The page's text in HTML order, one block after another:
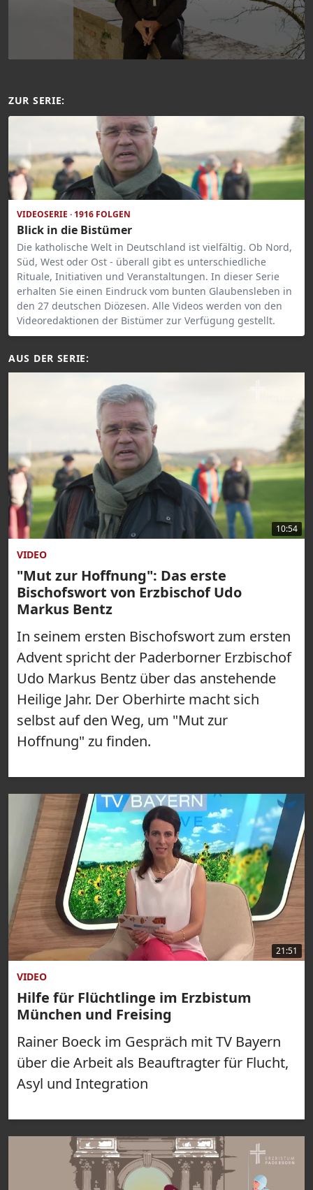
ZUR SERIE:
VIDEOSERIE · 1916 FOLGEN
Blick in die Bistümer
Die katholische Welt in Deutschland ist vielfältig. Ob Nord,
Süd, West oder Ost - überall gibt es unterschiedliche
Rituale, Initiativen und Veranstaltungen. In dieser Serie
erhalten Sie einen Eindruck vom bunten Glaubensleben in
den 27 deutschen Diözesen. Alle Videos werden von den
Videoredaktionen der Bistümer zur Verfügung gestellt.
AUS DER SERIE:
10:54
VIDEO
"Mut zur Hoffnung": Das erste
Bischofswort von Erzbischof Udo
Markus Bentz
In seinem ersten Bischofswort zum ersten
Advent spricht der Paderborner Erzbischof
Udo Markus Bentz über das anstehende
Heilige Jahr. Der Oberhirte macht sich
selbst auf den Weg, um "Mut zur
Hoffnung" zu finden.
21:51
VIDEO
Hilfe für Flüchtlinge im Erzbistum
München und Freising
Rainer Boeck im Gespräch mit TV Bayern
über die Arbeit als Beauftragter für Flucht,
Asyl und Integration